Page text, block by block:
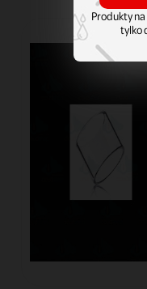
Produkty
tylko